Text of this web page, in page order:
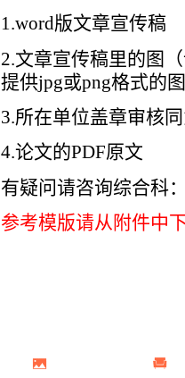
1.word版文章宣传稿
2.文章宣传稿里的图
提供jpg或png格式的
3.所在单位盖章审核
4.论文的PDF原文
有疑问请咨询综合科
参考模版请从附件中